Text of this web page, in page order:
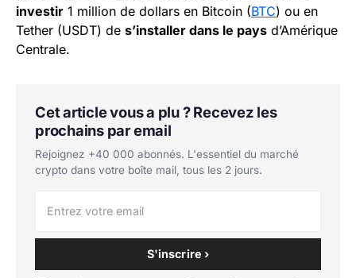
investir 1 million de dollars en Bitcoin (BTC) ou en
Tether (USDT) de s’installer dans le pays d’Amérique
Centrale.
Cet article vous a plu ? Recevez les
prochains par email
Rejoignez +40 000 abonnés. L'essentiel du marché
crypto dans votre boîte mail, tous les 2 jours.
S'inscrire ›